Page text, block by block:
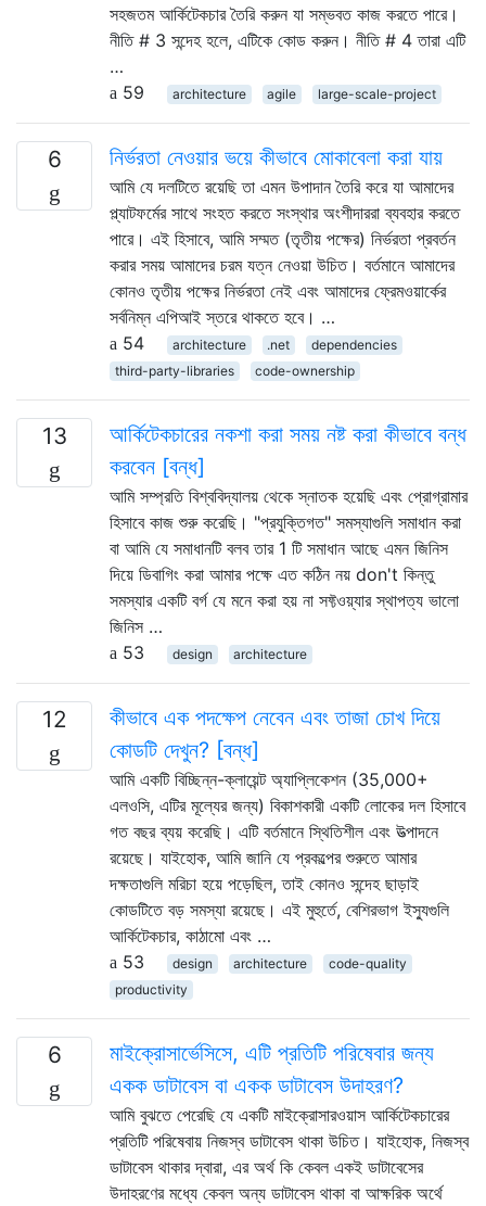
সহজতম আর্কিটেকচার তৈরি করুন যা সম্ভবত কাজ করতে পারে।
নীতি # 3 সন্দেহ হলে, এটিকে কোড করুন। নীতি # 4 তারা এটি
…
59
architecture agile large-scale-project
6 নির্ভরতা নেওয়ার ভয়ে কীভাবে মোকাবেলা করা যায়
আমি যে দলটিতে রয়েছি তা এমন উপাদান তৈরি করে যা আমাদের
প্ল্যাটফর্মের সাথে সংহত করতে সংস্থার অংশীদাররা ব্যবহার করতে
পারে। এই হিসাবে, আমি সম্মত (তৃতীয় পক্ষের) নির্ভরতা প্রবর্তন
করার সময় আমাদের চরম যত্ন নেওয়া উচিত। বর্তমানে আমাদের
কোনও তৃতীয় পক্ষের নির্ভরতা নেই এবং আমাদের ফ্রেমওয়ার্কের
সর্বনিম্ন এপিআই স্তরে থাকতে হবে। …
54
architecture .net
dependencies
third-party-libraries
code-ownership
13
আর্কিটেকচারের নকশা করা সময় নষ্ট করা কীভাবে বন্ধ
করবেন [বন্ধ]
আমি সম্প্রতি বিশ্ববিদ্যালয় থেকে স্নাতক হয়েছি এবং প্রোগ্রামার
হিসাবে কাজ শুরু করেছি। "প্রযুক্তিগত" সমস্যাগুলি সমাধান করা
বা আমি যে সমাধানটি বলব তার 1 টি সমাধান আছে এমন জিনিস
দিয়ে ডিবাগিং করা আমার পক্ষে এত কঠিন নয় don't কিন্তু
সমস্যার একটি বর্গ যে মনে করা হয় না সফ্টওয়্যার স্থাপত্য ভালো
জিনিস …
53
design architecture
12
কীভাবে এক পদক্ষেপ নেবেন এবং তাজা চোখ দিয়ে
কোডটি দেখুন? [বন্ধ]
আমি একটি বিচ্ছিন্ন-ক্লায়েন্ট অ্যাপ্লিকেশন (35,000+
এলওসি, এটির মূল্যের জন্য) বিকাশকারী একটি লোকের দল হিসাবে
গত বছর ব্যয় করেছি। এটি বর্তমানে স্থিতিশীল এবং উত্পাদনে
রয়েছে। যাইহোক, আমি জানি যে প্রকল্পের শুরুতে আমার
দক্ষতাগুলি মরিচা হয়ে পড়েছিল, তাই কোনও সন্দেহ ছাড়াই
কোডটিতে বড় সমস্যা রয়েছে। এই মুহুর্তে, বেশিরভাগ ইস্যুগুলি
আর্কিটেকচার, কাঠামো এবং …
53
design architecture
code-quality
productivity
6
মাইক্রোসার্ভেসিসে, এটি প্রতিটি পরিষেবার জন্য
একক ডাটাবেস বা একক ডাটাবেস উদাহরণ?
আমি বুঝতে পেরেছি যে একটি মাইক্রোসারওয়াস আর্কিটেকচারের
প্রতিটি পরিষেবায় নিজস্ব ডাটাবেস থাকা উচিত। যাইহোক, নিজস্ব
ডাটাবেস থাকার দ্বারা, এর অর্থ কি কেবল একই ডাটাবেসের
উদাহরণের মধ্যে কেবল অন্য ডাটাবেস থাকা বা আক্ষরিক অর্থে